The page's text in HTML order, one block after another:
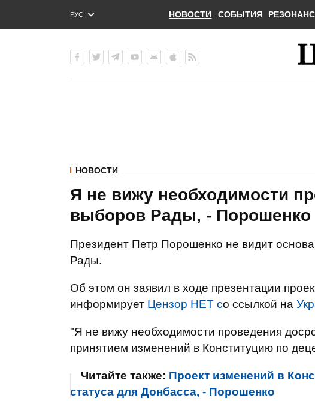
РУС
ENG
НОВОСТИ СОБЫТИЯ РЕЗОНАНС
НОВОСТИ
Я не вижу необходимости
выборов Рады, - Порошенко
Президент Петр Порошенко не видит
Рады.
Об этом он заявил в ходе презентации
информирует Цензор НЕТ со ссылкой на
"Я не вижу необходимости проведения
принятием изменений в Конституцию по
Читайте также: Проект изменений в
статуса для Донбасса, - Порошенко